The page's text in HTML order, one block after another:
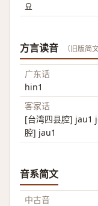
요
方言读音 （旧版简文
广东话
hin1
客家话
[台湾四县腔] jau1
腔] jau1
音系简文
中古音